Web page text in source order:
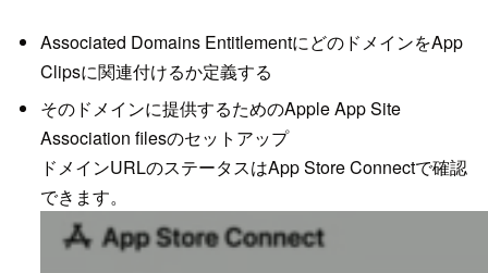
Associated Domains EntitlementにどのドメインをApp
Clipsに関連付けるか定義する
そのドメインに提供するためのApple App Site
Association filesのセットアップ
ドメインURLのステータスはApp Store Connectで確認
できます。